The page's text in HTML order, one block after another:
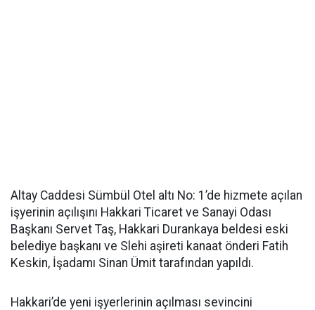
Altay Caddesi Sümbül Otel altı No: 1’de hizmete açılan
işyerinin açılışını Hakkari Ticaret ve Sanayi Odası
Başkanı Servet Taş, Hakkari Durankaya beldesi eski
belediye başkanı ve Slehi aşireti kanaat önderi Fatih
Keskin, İşadamı Sinan Ümit tarafından yapıldı.
Hakkari’de yeni işyerlerinin açılması sevincini